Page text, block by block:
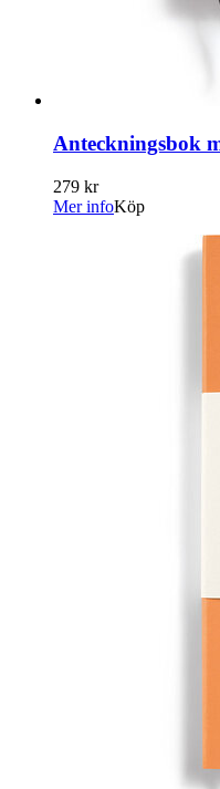
Anteckningsbok
279 kr
Mer infoKöp